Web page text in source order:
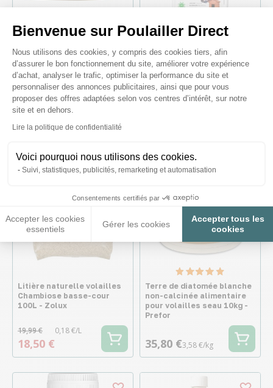
Bienvenue sur Poulailler Direct
Plateforme de Gestion du
Nous utilisons des cookies, y compris des cookies tiers, afin
d’assurer le bon fonctionnement du site, améliorer votre expérience
d’achat, analyser le trafic, optimiser la performance du site et
personnaliser des annonces publicitaires, ainsi que pour vous
proposer des offres adaptées selon vos centres d’intérêt, sur notre
site et en dehors.
Lire la politique de confidentialité
Voici pourquoi nous utilisons des cookies.
Suivi, statistiques, publicités, remarketing et automatisation
Consentements certifiés par
Accepter les cookies
essentiels
Gérer les cookies
Accepter tous les
cookies
Axeptio consent
Anti poux rouges
biologique pour volailles
Gallimite recharge L -
Bestico
39,90 €
Spray désinfectant
poulailler 5 en 1 750ML -
Francodex
Litière naturelle volailles
Chambiose basse-cour
100L - Zolux
19,99 €
18,50 €
0,18 €/L
Terre de diatomée blanche
non-calcinée alimentaire
pour volailles seau 10kg -
Prefor
35,80 €3,58 €/kg